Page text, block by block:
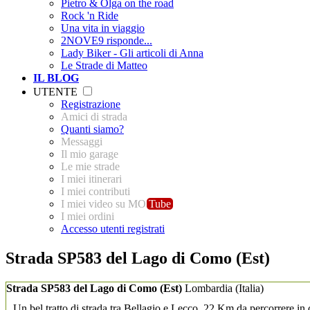
Pietro & Olga on the road
Rock 'n Ride
Una vita in viaggio
2NOVE9 risponde...
Lady Biker - Gli articoli di Anna
Le Strade di Matteo
IL BLOG
UTENTE
Registrazione
Amici di strada
Quanti siamo?
Messaggi
Il mio garage
Le mie strade
I miei itinerari
I miei contributi
I miei video su MO Tube
I miei ordini
Accesso utenti registrati
Strada SP583 del Lago di Como (Est)
Strada SP583 del Lago di Como (Est) Lombardia (Italia)